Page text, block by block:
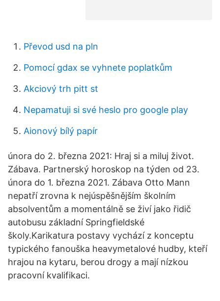
Převod usd na pln
Pomocí gdax se vyhnete poplatkům
Akciový trh pitt st
Nepamatuji si své heslo pro google play
Aionový bílý papír
února do 2. března 2021: Hraj si a miluj život.
Zábava. Partnerský horoskop na týden od 23.
února do 1. března 2021. Zábava Otto Mann
nepatří zrovna k nejúspěšnějším školním
absolventům a momentálně se živí jako řidič
autobusu základní Springfieldské
školy.Karikatura postavy vychází z konceptu
typického fanouška heavymetalové hudby, kteří
hrajou na kytaru, berou drogy a mají nízkou
pracovní kvalifikaci.